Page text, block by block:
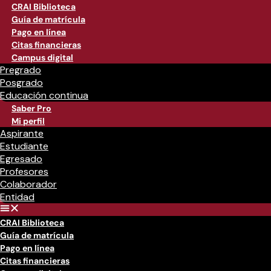
CRAI Biblioteca
Guía de matrícula
Pago en línea
Citas financieras
Campus digital
Pregrado
Posgrado
Educación continua
Saber Pro
Mi perfil
Aspirante
Estudiante
Egresado
Profesores
Colaborador
Entidad
CRAI Biblioteca
Guía de matrícula
Pago en línea
Citas financieras